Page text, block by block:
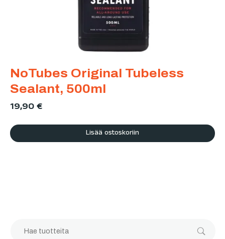
NoTubes Original Tubeless
Sealant, 500ml
19,90€
Lisää ostoskoriin